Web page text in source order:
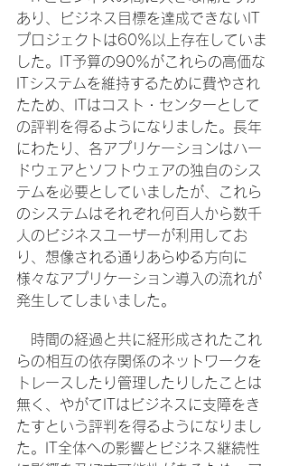
あり、ビジネス目標を達成できないIT
プロジェクトは60％以上存在していま
した。IT予算の90％がこれらの高価な
ITシステムを維持するために費やされ
たため、ITはコスト・センターとして
の評判を得るようになりました。長年
にわたり、各アプリケーションはハー
ドウェアとソフトウェアの独自のシス
テムを必要としていましたが、これら
のシステムはそれぞれ何百人から数千
人のビジネスユーザーが利用してお
り、想像される通りあらゆる方向に
様々なアプリケーション導入の流れが
発生してしまいました。
時間の経過と共に経形成されたこれ
らの相互の依存関係のネットワークを
トレースしたり管理したりしたことは
無く、やがてITはビジネスに支障をき
たすという評判を得るようになりまし
た。IT全体への影響とビジネス継続性